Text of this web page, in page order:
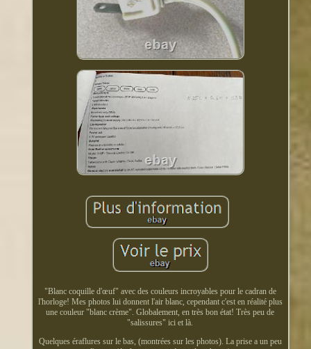
"Blanc coquille d'œuf" avec des couleurs incroyables pour le cadran de
l'horloge! Mes photos lui donnent l'air blanc, cependant c'est en réalité plus
une couleur "blanc crème". Globalement, en très bon état! Très peu de
"salissures" ici et là.
Quelques éraflures sur le bas, (montrées sur les photos). La prise a un peu